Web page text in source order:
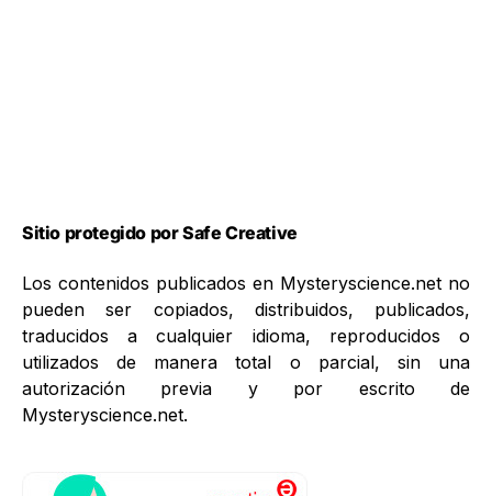
Sitio protegido por Safe Creative
Los contenidos publicados en Mysteryscience.net no
pueden ser copiados, distribuidos, publicados,
traducidos a cualquier idioma, reproducidos o
utilizados de manera total o parcial, sin una
autorización previa y por escrito de
Mysteryscience.net.